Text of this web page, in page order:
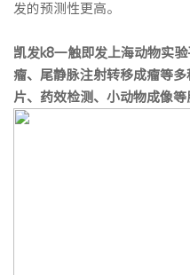
发的预测性更高。
凯发k8一触即发上海动物实
瘤、尾静脉注射转移成瘤等
片、药效检测、小动物成像等